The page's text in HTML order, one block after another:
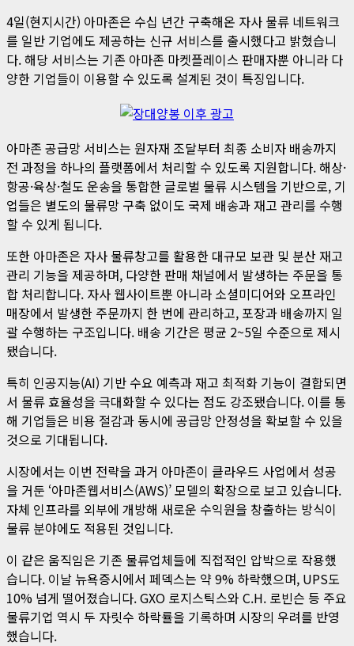
4일(현지시간) 아마존은 수십 년간 구축해온 자사 물류 네트워크
를 일반 기업에도 제공하는 신규 서비스를 출시했다고 밝혔습니
다. 해당 서비스는 기존 아마존 마켓플레이스 판매자뿐 아니라 다
양한 기업들이 이용할 수 있도록 설계된 것이 특징입니다.
아마존 공급망 서비스는 원자재 조달부터 최종 소비자 배송까지
전 과정을 하나의 플랫폼에서 처리할 수 있도록 지원합니다. 해상·
항공·육상·철도 운송을 통합한 글로벌 물류 시스템을 기반으로, 기
업들은 별도의 물류망 구축 없이도 국제 배송과 재고 관리를 수행
할 수 있게 됩니다.
또한 아마존은 자사 물류창고를 활용한 대규모 보관 및 분산 재고
관리 기능을 제공하며, 다양한 판매 채널에서 발생하는 주문을 통
합 처리합니다. 자사 웹사이트뿐 아니라 소셜미디어와 오프라인
매장에서 발생한 주문까지 한 번에 관리하고, 포장과 배송까지 일
괄 수행하는 구조입니다. 배송 기간은 평균 2~5일 수준으로 제시
됐습니다.
특히 인공지능(AI) 기반 수요 예측과 재고 최적화 기능이 결합되면
서 물류 효율성을 극대화할 수 있다는 점도 강조됐습니다. 이를 통
해 기업들은 비용 절감과 동시에 공급망 안정성을 확보할 수 있을
것으로 기대됩니다.
시장에서는 이번 전략을 과거 아마존이 클라우드 사업에서 성공
을 거둔 ‘아마존웹서비스(AWS)’ 모델의 확장으로 보고 있습니다.
자체 인프라를 외부에 개방해 새로운 수익원을 창출하는 방식이
물류 분야에도 적용된 것입니다.
이 같은 움직임은 기존 물류업체들에 직접적인 압박으로 작용했
습니다. 이날 뉴욕증시에서 페덱스는 약 9% 하락했으며, UPS도
10% 넘게 떨어졌습니다. GXO 로지스틱스와 C.H. 로빈슨 등 주요
물류기업 역시 두 자릿수 하락률을 기록하며 시장의 우려를 반영
했습니다.